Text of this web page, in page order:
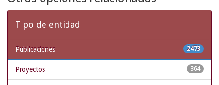
Tipo de entidad
2473
Publicaciones
364
Proyectos